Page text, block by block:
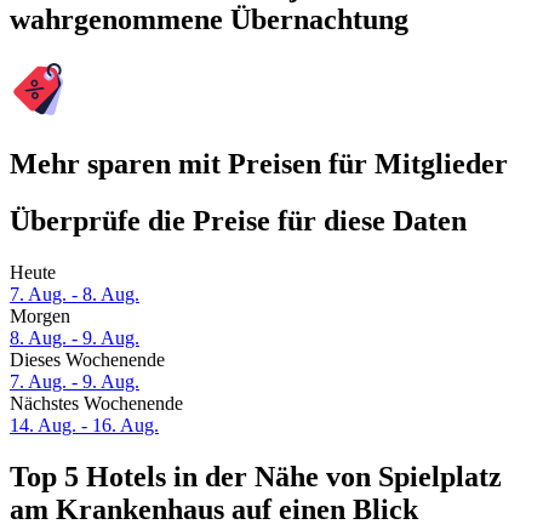
wahrgenommene Übernachtung
Mehr sparen mit Preisen für Mitglieder
Überprüfe die Preise für diese Daten
Heute
7. Aug. - 8. Aug.
Morgen
8. Aug. - 9. Aug.
Dieses Wochenende
7. Aug. - 9. Aug.
Nächstes Wochenende
14. Aug. - 16. Aug.
Top 5 Hotels in der Nähe von Spielplatz
am Krankenhaus auf einen Blick